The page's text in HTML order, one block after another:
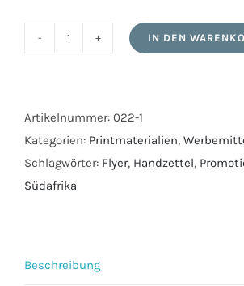
-
Flyer
für
Weinliebhaber
IN DEN
Artikelnummer: 022-1
Kategorien: Printmaterialien,
Schlagwörter: Flyer, Handzettel,
Südafrika
Beschreibung